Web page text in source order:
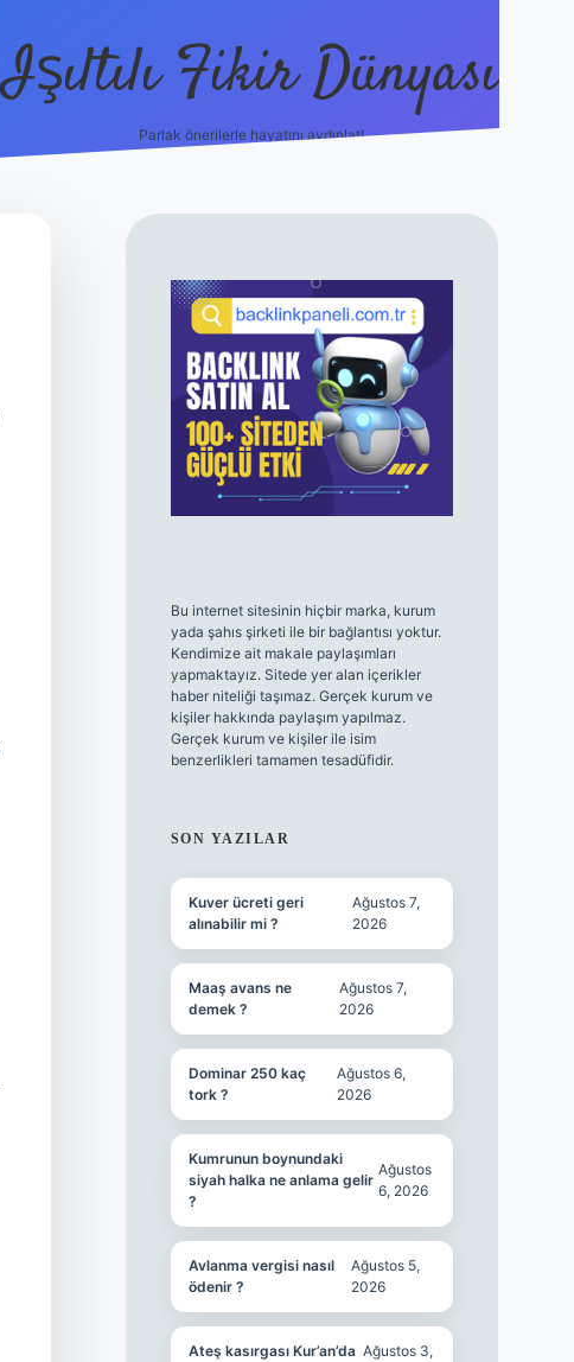
Işıltılı Fikir Dünyası
Parlak önerilerle hayatını aydınlat!
SIDEBAR
Bu internet sitesinin hiçbir marka, kurum
yada şahıs şirketi ile bir bağlantısı yoktur.
Kendimize ait makale paylaşımları
yapmaktayız. Sitede yer alan içerikler
haber niteliği taşımaz. Gerçek kurum ve
kişiler hakkında paylaşım yapılmaz.
Gerçek kurum ve kişiler ile isim
benzerlikleri tamamen tesadüfidir.
SON YAZILAR
Kuver ücreti geri
alınabilir mi ?
Ağustos 7,
2026
Maaş avans ne
demek ?
Ağustos 7,
2026
Dominar 250 kaç
tork ?
Ağustos 6,
2026
Kumrunun boynundaki
siyah halka ne anlama gelir
?
Ağustos
6, 2026
Avlanma vergisi nasıl
ödenir ?
Ağustos 5,
2026
Ateş kasırgası Kur’an’da Ağustos 3,
ilbet canlı maç izle